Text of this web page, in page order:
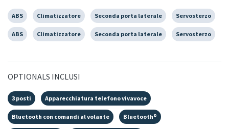
ABS Climatizzatore Seconda porta laterale Servosterzo
ABS Climatizzatore Seconda porta laterale Servosterzo
OPTIONALS INCLUSI
3 posti Apparecchiatura telefono vivavoce
Bluetooth con comandi al volante Bluetooth®